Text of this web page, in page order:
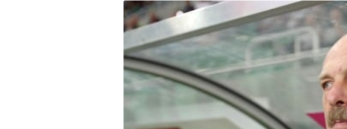
Kliknij, aby powiększyć